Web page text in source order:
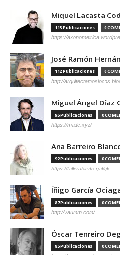
Miquel Lacasta
113 Publicaciones 0
https://
José Ramón
112 Publicaciones 0
http://
Miguel Ángel Díaz
95 Publicaciones 0
https://madc.xyz/
Ana Barreiro
92 Publicaciones 0
https://tallerabierto.gal/gl/
Íñigo García
87 Publicaciones 0
http://vaumm.com/
Óscar Tenreiro
85 Publicaciones 0